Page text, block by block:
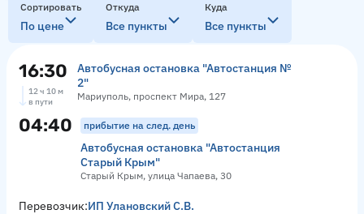
Сортировать
По цене
Откуда
Все пункты
Куда
Все пункты
16:30
Автобусная остановка "Автостанция №
2"
Мариуполь, проспект Мира, 127
12 ч 10 м
в пути
04:40 прибытие на след. день
Автобусная остановка "Автостанция
Старый Крым"
Старый Крым, улица Чапаева, 30
Перевозчик:ИП Улановский С.В.